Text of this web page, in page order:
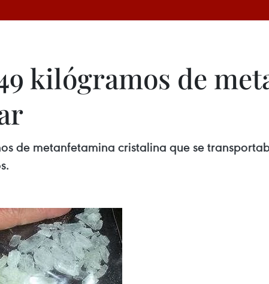
kilógramos de
de metanfetamina cristalina que se